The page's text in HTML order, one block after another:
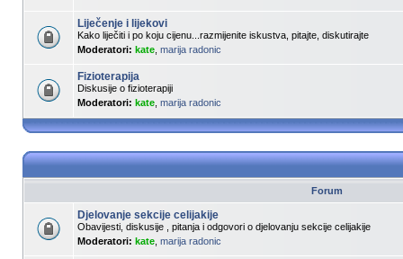
Liječenje i lijekovi
Kako liječiti i po koju cijenu...razmijenite iskustva, pitajte, diskutirajte
Moderatori: kate marija radonic
Fizioterapija
Diskusije o fizioterapiji
Moderatori: kate marija radonic
Forum
Djelovanje sekcije celijakije
Obavijesti, diskusije , pitanja i odgovori o djelovanju sekcije celijakije
Moderatori: kate marija radonic